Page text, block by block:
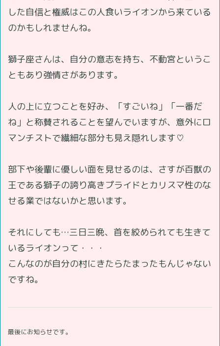
した自信と権威はこの人食いライオンから来ている
のかもしれませんね。
獅子座さんは、自分の意志を持ち、不動宮というこ
ともあり強情さがあります。
人の上に立つことを好み、「すごいね」「一番だ
ね」と称賛されることを望んでいますが、意外にロ
マンチストで繊細な部分も見え隠れします♡
部下や後輩に優しい面を見せるのは、さすが百獣の
王である獅子の誇り高きプライドとカリスマ性のな
せる業ではないかと思います。
それにしても…三日三晩、首を絞められても生きて
いるライオンって・・・
こんなのが自分の村にきたらたまったもんじゃない
ですね。
最後にお知らせです。